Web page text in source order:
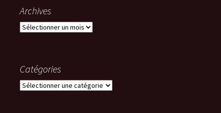
Archives
Archives
Catégories
Catégories